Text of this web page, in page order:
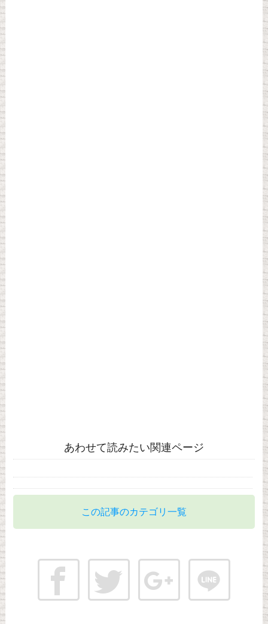
あわせて読みたい関連ページ
この記事のカテゴリ一覧